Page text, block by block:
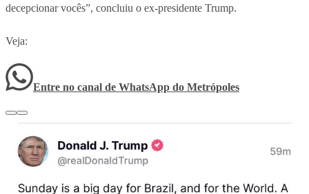
decepcionar vocês”, concluiu o ex-presidente Trump.
Veja:
Entre no canal de WhatsApp do Metrópoles